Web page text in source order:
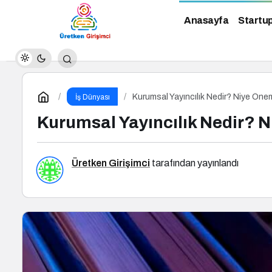
Anasayfa
İş Dünyası Kurumsal Yayıncılık Nedir? Niye
Kurumsal Yayıncılık Nedir?
Üretken Girişimci tarafından yayınlandı